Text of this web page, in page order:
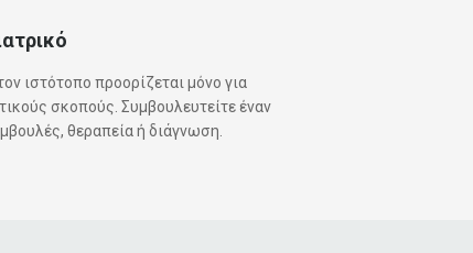
ιστότοπο προορίζεται μόνο για
σκοπούς. Συμβουλευτείτε έναν
θεραπεία ή διάγνωση.